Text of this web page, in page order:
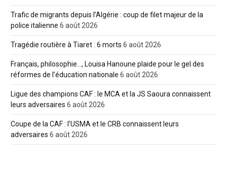
Trafic de migrants depuis l’Algérie : coup de filet majeur de la
police italienne 6 août 2026
Tragédie routière à Tiaret : 6 morts 6 août 2026
Français, philosophie…, Louisa Hanoune plaide pour le gel des
réformes de l’éducation nationale 6 août 2026
Ligue des champions CAF : le MCA et la JS Saoura connaissent
leurs adversaires 6 août 2026
Coupe de la CAF : l’USMA et le CRB connaissent leurs
adversaires 6 août 2026